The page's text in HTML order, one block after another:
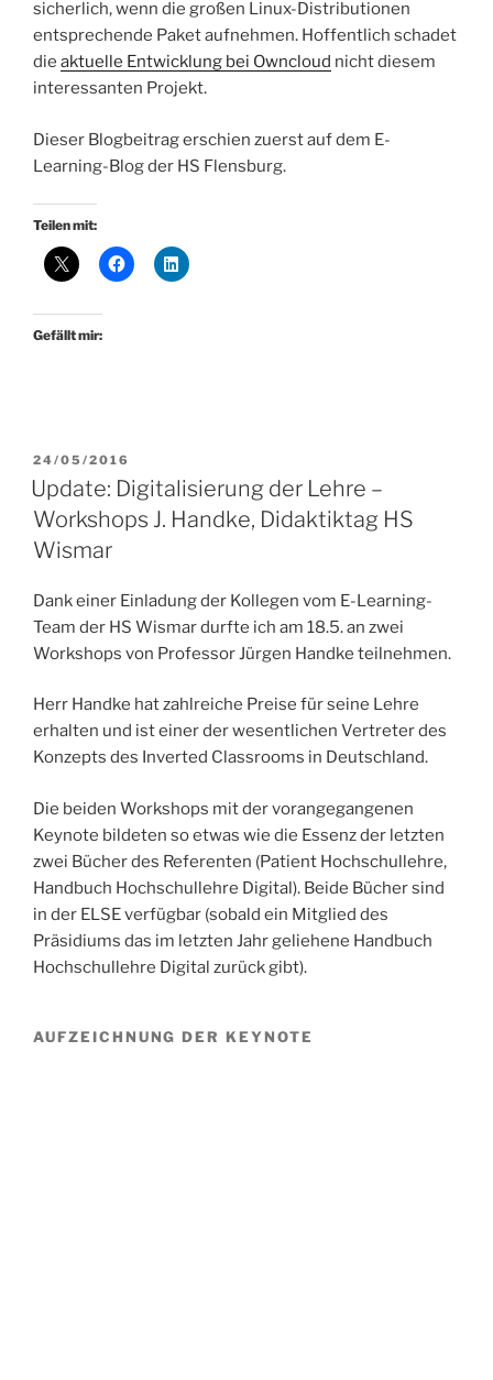
sicherlich, wenn die großen Linux-Distributionen
entsprechende Paket aufnehmen. Hoffentlich schadet
die aktuelle Entwicklung bei Owncloud nicht diesem
interessanten Projekt.
Dieser Blogbeitrag erschien zuerst auf dem E-
Learning-Blog der HS Flensburg.
Teilen mit:
Gefällt mir:
VERÖFFENTLICHT
AM
24/05/2016
Update: Digitalisierung der Lehre –
Workshops J. Handke, Didaktiktag HS
Wismar
Dank einer Einladung der Kollegen vom E-Learning-
Team der HS Wismar durfte ich am 18.5. an zwei
Workshops von Professor Jürgen Handke teilnehmen.
Herr Handke hat zahlreiche Preise für seine Lehre
erhalten und ist einer der wesentlichen Vertreter des
Konzepts des Inverted Classrooms in Deutschland.
Die beiden Workshops mit der vorangegangenen
Keynote bildeten so etwas wie die Essenz der letzten
zwei Bücher des Referenten (Patient Hochschullehre,
Handbuch Hochschullehre Digital). Beide Bücher sind
in der ELSE verfügbar (sobald ein Mitglied des
Präsidiums das im letzten Jahr geliehene Handbuch
Hochschullehre Digital zurück gibt).
AUFZEICHNUNG DER KEYNOTE